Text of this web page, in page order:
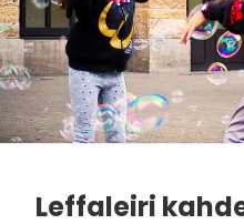
Leffaleiri